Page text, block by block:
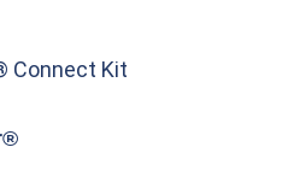
Connect Kit